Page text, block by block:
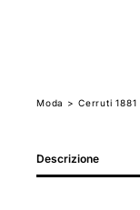
Moda >Cerruti 1881
Descrizione